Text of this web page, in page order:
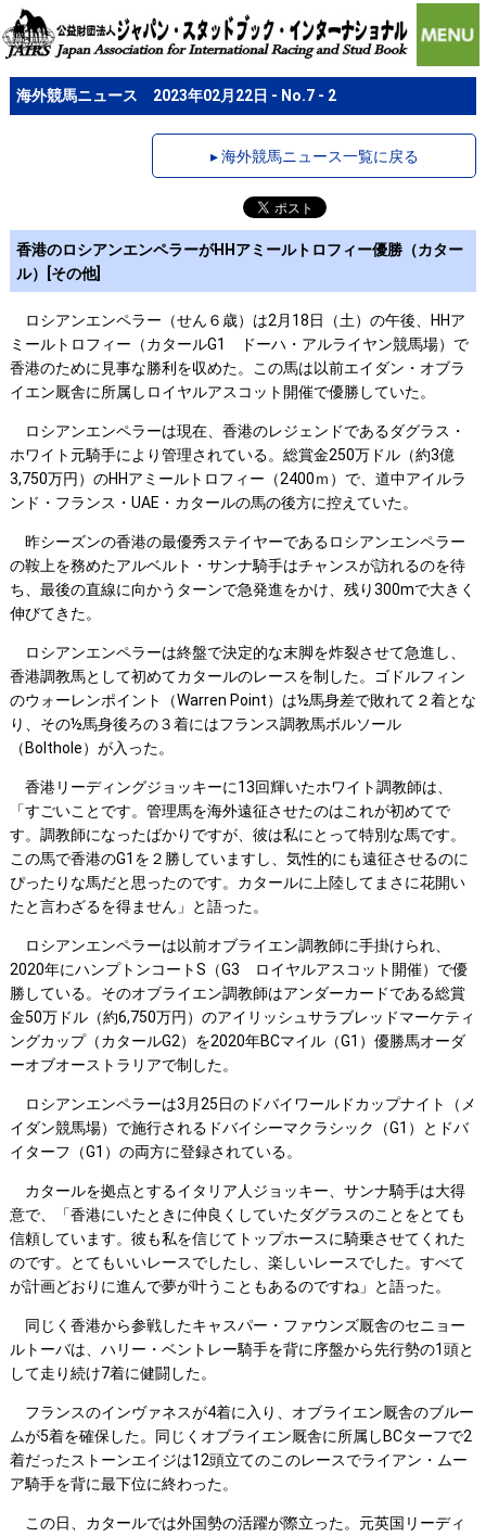
海外競馬ニュース 2023年02月22日 - No.7 - 2
▸ 海外競馬ニュース一覧に戻る
香港のロシアンエンペラーがHHアミールトロフィー優勝（カター
ル）[その他]
ロシアンエンペラー（せん６歳）は2月18日（土）の午後、HHア
ミールトロフィー（カタールG1 ドーハ・アルライヤン競馬場）で
香港のために見事な勝利を収めた。この馬は以前エイダン・オブラ
イエン厩舎に所属しロイヤルアスコット開催で優勝していた。
ロシアンエンペラーは現在、香港のレジェンドであるダグラス・
ホワイト元騎手により管理されている。総賞金250万ドル（約3億
3,750万円）のHHアミールトロフィー（2400ｍ）で、道中アイルラ
ンド・フランス・UAE・カタールの馬の後方に控えていた。
昨シーズンの香港の最優秀ステイヤーであるロシアンエンペラー
の鞍上を務めたアルベルト・サンナ騎手はチャンスが訪れるのを待
ち、最後の直線に向かうターンで急発進をかけ、残り300mで大きく
伸びてきた。
ロシアンエンペラーは終盤で決定的な末脚を炸裂させて急進し、
香港調教馬として初めてカタールのレースを制した。ゴドルフィン
のウォーレンポイント（Warren Point）は½馬身差で敗れて２着とな
り、その½馬身後ろの３着にはフランス調教馬ボルソール
（Bolthole）が入った。
香港リーディングジョッキーに13回輝いたホワイト調教師は、
「すごいことです。管理馬を海外遠征させたのはこれが初めてで
す。調教師になったばかりですが、彼は私にとって特別な馬です。
この馬で香港のG1を２勝していますし、気性的にも遠征させるのに
ぴったりな馬だと思ったのです。カタールに上陸してまさに花開い
たと言わざるを得ません」と語った。
ロシアンエンペラーは以前オブライエン調教師に手掛けられ、
2020年にハンプトンコートS（G3 ロイヤルアスコット開催）で優
勝している。そのオブライエン調教師はアンダーカードである総賞
金50万ドル（約6,750万円）のアイリッシュサラブレッドマーケティ
ングカップ（カタールG2）を2020年BCマイル（G1）優勝馬オーダ
ーオブオーストラリアで制した。
ロシアンエンペラーは3月25日のドバイワールドカップナイト（メ
イダン競馬場）で施行されるドバイシーマクラシック（G1）とドバ
イターフ（G1）の両方に登録されている。
カタールを拠点とするイタリア人ジョッキー、サンナ騎手は大得
意で、「香港にいたときに仲良くしていたダグラスのことをとても
信頼しています。彼も私を信じてトップホースに騎乗させてくれた
のです。とてもいいレースでしたし、楽しいレースでした。すべて
が計画どおりに進んで夢が叶うこともあるのですね」と語った。
同じく香港から参戦したキャスパー・ファウンズ厩舎のセニョー
ルトーバは、ハリー・ベントレー騎手を背に序盤から先行勢の1頭と
して走り続け7着に健闘した。
フランスのインヴァネスが4着に入り、オブライエン厩舎のブルー
ムが5着を確保した。同じくオブライエン厩舎に所属しBCターフで2
着だったストーンエイジは12頭立てのこのレースでライアン・ムー
ア騎手を背に最下位に終わった。
この日、カタールでは外国勢の活躍が際立った。元英国リーディ